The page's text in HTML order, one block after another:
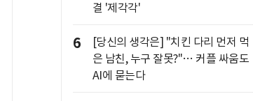
결 '제각각'
6
[당신의 생각은] "치킨 다리 먼저 먹
은 남친, 누구 잘못?"… 커플 싸움도
AI에 묻는다